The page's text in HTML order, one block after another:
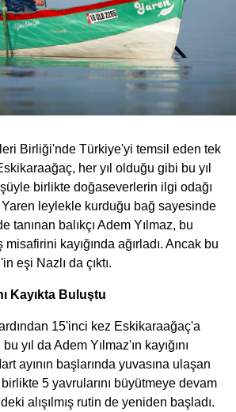
Birliği'nde Türkiye'yi temsil eden tek
her yıl olduğu gibi bu yıl
birlikte doğaseverlerin ilgi odağı
Yaren leylekle kurduğu bağ sayesinde
tanınan balıkçı Adem Yılmaz, bu
misafirini kayığında ağırladı. Ancak bu
eşi Nazlı da çıktı.
Kayıkta Buluştu
15'inci kez Eskikaraağaç'a
yıl da Adem Yılmaz'ın kayığını
ayının başlarında yuvasına ulaşan
5 yavrularını büyütmeye devam
alışılmış rutin de yeniden başladı.